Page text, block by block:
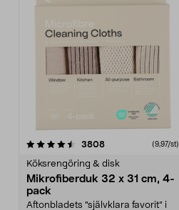
3808recensioner (9,97/st)
Köksrengöring & disk
Mikrofiberduk 32 x 31 cm, 4-
pack
Aftonbladets "självklara favorit” i
4.0av 5 stjärnor